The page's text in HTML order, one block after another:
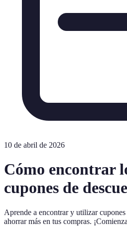
10 de abril de 2026
Cómo encontrar
cupones de
Aprende a encontrar y utilizar
ahorrar más en tus compras.